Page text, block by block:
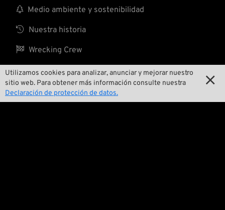
Utilizamos cookies para analizar, anunciar y mejorar nuestro
sitio web. Para obtener más información consulte nuestra
Declaración de protección de datos.

 Medio ambiente y sostenibilidad
 Nuestra historia
 Wrecking Crew
Pan-O-Rama